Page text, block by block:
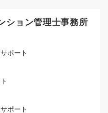
ション管理士事務所
ポート
ポート